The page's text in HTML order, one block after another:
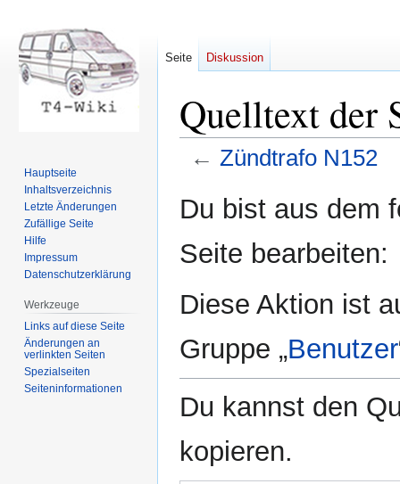
Quelltext der
← Zündtrafo N152
Navigation
Suche
Du bist aus dem
Seite bearbeiten:
Diese Aktion ist
Gruppe „Benutzer
Du kannst den
kopieren.
Seite Diskussion
Hauptseite
Inhaltsverzeichnis
Letzte Änderungen
Zufällige Seite
Hilfe
Impressum
Datenschutzerklärung
Werkzeuge
Links auf diese Seite
Änderungen an
verlinkten Seiten
Spezialseiten
Seiten­informationen